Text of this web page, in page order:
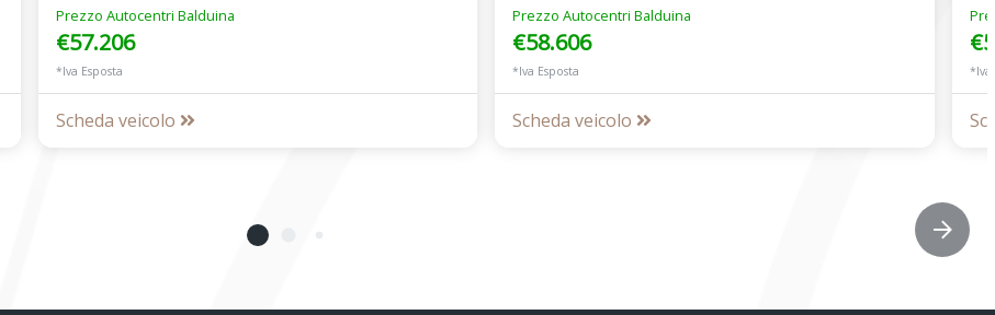
Prezzo Autocentri Balduina
€57.206
*Iva Esposta
Scheda veicolo
Prezzo Autocentri Balduina
€58.606
*Iva Esposta
Scheda veicolo
*Iva